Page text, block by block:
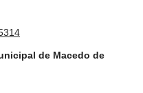
de Macedo de